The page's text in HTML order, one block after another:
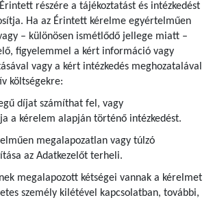
részére a tájékoztatást és intézkedést
Ha az Érintett kérelme egyértelműen
– különösen ismétlődő jellege miatt –
figyelemmel a kért információ vagy
vagy a kért intézkedés meghozatalával
költségekre:
díjat számíthat fel, vagy
a kérelem alapján történő intézkedést.
megalapozatlan vagy túlzó
az Adatkezelőt terheli.
megalapozott kétségei vannak a kérelmet
személy kilétével kapcsolatban, további,